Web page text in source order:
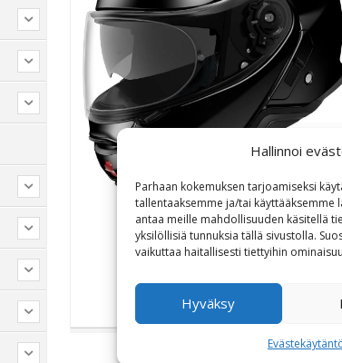
Hallinnoi
Parhaan kokemuksen tarjoamiseksi
tallentaaksemme ja/tai käyttääksemme
antaa meille mahdollisuuden käsitellä
yksilöllisiä tunnuksia tällä sivustolla.
vaikuttaa haitallisesti tiettyihin
Hyväksy
Shoei Neotec II Musta
599,00€